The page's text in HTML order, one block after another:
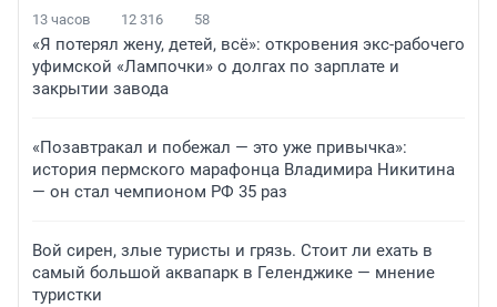
13 часов 12 316 58
«Я потерял жену, детей, всё»: откровения экс-рабочего
уфимской «Лампочки» о долгах по зарплате и
закрытии завода
«Позавтракал и побежал — это уже привычка»:
история пермского марафонца Владимира Никитина
— он стал чемпионом РФ 35 раз
Вой сирен, злые туристы и грязь. Стоит ли ехать в
самый большой аквапарк в Геленджике — мнение
туристки